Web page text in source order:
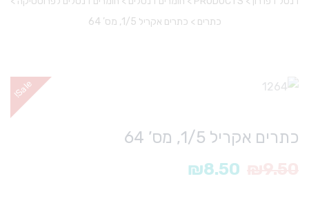
כתרים>כתרים אקריל 1/5, מס’ 64
S
a
l
e
!
כתרים אקריל 1/5, מס’ 64
₪8.50